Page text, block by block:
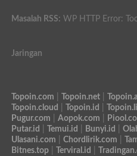
Masalah RSS: WP HTTP Error:
Jaringan
Topoin.com Topoin.net|
Topoin.cloud
Topoin.id
Pugur.com
Aopok.com
Putar.id
Temui.id Bunyi.id
Ulasani.com
Chordlirik.com
Bitnes.top| Terviral.id